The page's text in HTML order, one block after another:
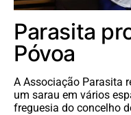
Parasita
Póvoa
A Associação Parasita
um sarau em vários
freguesia do concelho